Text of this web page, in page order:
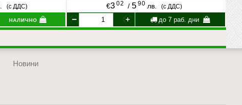
(с ДДС)
налично
€3 02 / 5 90 лв. (с ДДС)
до 7 раб. дни
Новини